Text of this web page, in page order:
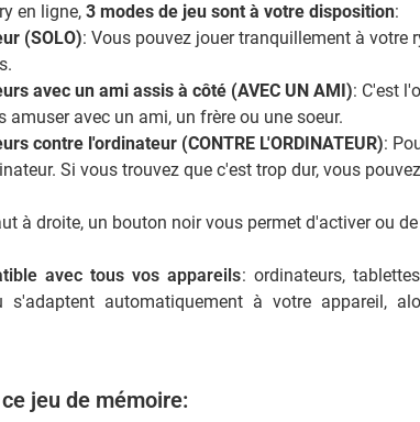
en ligne,3 modes de jeu sont à votre disposition:
(SOLO): Vous pouvez jouer tranquillement à votre
avec un ami assis à côté (AVEC UN AMI): C'est
amuser avec un ami, un frère ou une soeur.
contre l'ordinateur (CONTRE L'ORDINATEUR):
Si vous trouvez que c'est trop dur, vous
à droite, un bouton noir vous permet d'activer ou
avec tous vos appareils: ordinateurs,
automatiquement à votre appareil,
jeu de mémoire: